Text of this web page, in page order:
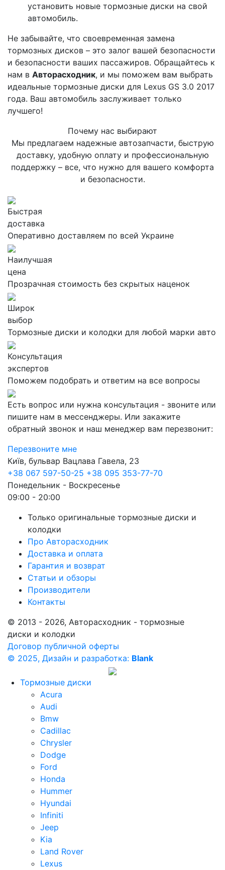
установить новые тормозные диски на свой
автомобиль.
Не забывайте, что своевременная замена
тормозных дисков – это залог вашей безопасности
и безопасности ваших пассажиров. Обращайтесь к
нам в Авторасходник, и мы поможем вам выбрать
идеальные тормозные диски для Lexus GS 3.0 2017
года. Ваш автомобиль заслуживает только
лучшего!
Почему нас выбирают
Мы предлагаем надежные автозапчасти, быструю
доставку, удобную оплату и профессиональную
поддержку – все, что нужно для вашего комфорта
и безопасности.
Быстрая
доставка
Оперативно доставляем по всей Украине
Наилучшая
цена
Прозрачная стоимость без скрытых наценок
Широк
выбор
Тормозные диски и колодки для любой марки авто
Консультация
экспертов
Поможем подобрать и ответим на все вопросы
Есть вопрос или нужна консультация - звоните или
пишите нам в мессенджеры. Или закажите
обратный звонок и наш менеджер вам перезвонит:
Перезвоните мне
Київ, бульвар Вацлава Гавела, 23
+38 067 597-50-25 +38 095 353-77-70
Понедельник - Воскресенье
09:00 - 20:00
Только оригинальные тормозные диски и
колодки
Про Авторасходник
Доставка и оплата
Гарантия и возврат
Статьи и обзоры
Производители
Контакты
© 2013 - 2026, Авторасходник - тормозные
диски и колодки
Договор публичной оферты
© 2025, Дизайн и разработка: Blank
Тормозные диски
Acura
Audi
Bmw
Cadillac
Chrysler
Dodge
Ford
Honda
Hummer
Hyundai
Infiniti
Jeep
Kia
Land Rover
Lexus